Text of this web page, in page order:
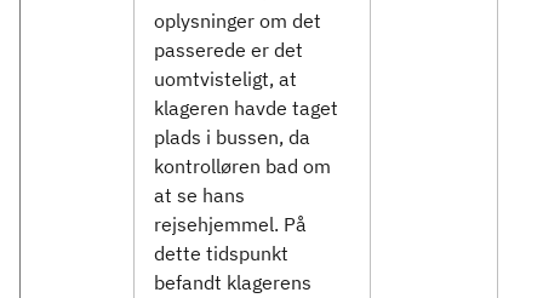
oplysninger om det
passerede er det
uomtvisteligt, at
klageren havde taget
plads i bussen, da
kontrolløren bad om
at se hans
rejsehjemmel. På
dette tidspunkt
befandt klagerens